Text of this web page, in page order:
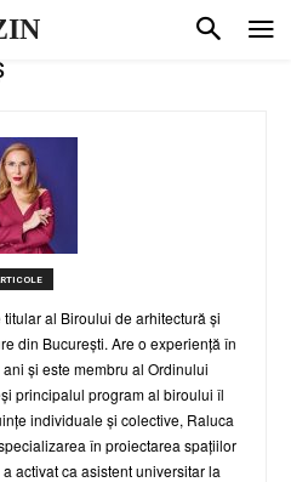
al Biroului de arhitectură și
din București. Are o experiență în
și este membru al Ordinului
principalul program al biroului îl
individuale și colective, Raluca
în proiectarea spațiilor
activat ca asistent universitar la